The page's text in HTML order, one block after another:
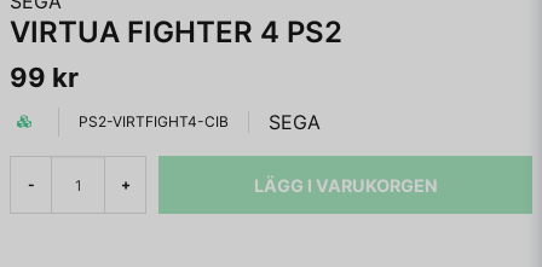
VIRTUA FIGHTER 4 PS2
99 kr
PS2-VIRTFIGHT4-CIB SEGA
- + LÄGG I VARUKORGEN